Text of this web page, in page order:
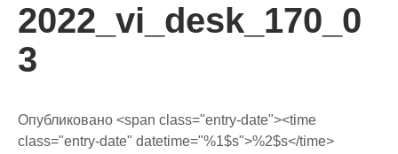
2022_vi_desk_170_0
3
Опубликовано <span class="entry-date"><time
class="entry-date" datetime="%1$s">%2$s</time>